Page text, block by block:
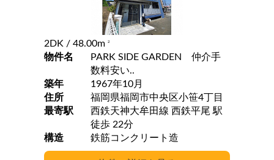
2DK / 48.00m 2
物件名
PARK SIDE GARDEN 仲介手
数料安い..
築年
1967年10月
住所
福岡県福岡市中央区小笹4丁目
最寄駅
西鉄天神大牟田線 西鉄平尾 駅
徒歩 22分
構造
鉄筋コンクリート造